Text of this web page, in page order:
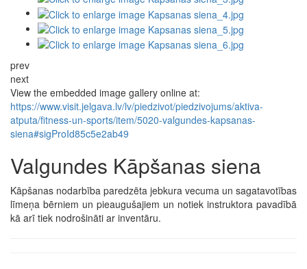
prev
next
View the embedded image gallery online at:
https://www.visit.jelgava.lv/lv/piedzivot/piedzivojums/aktiva-
atputa/fitness-un-sports/item/5020-valgundes-kapsanas-
siena#sigProId85c5e2ab49
Valgundes Kāpšanas siena
Kāpšanas nodarbība paredzēta jebkura vecuma un sagatavotības
līmeņa bērniem un pieaugušajiem un notiek instruktora pavadībā
kā arī tiek nodrošināti ar inventāru.